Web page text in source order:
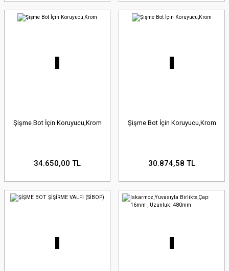
Şişme Bot İçin Koruyucu,Krom
34.650,00 TL
Şişme Bot İçin Koruyucu,Krom
30.874,58 TL